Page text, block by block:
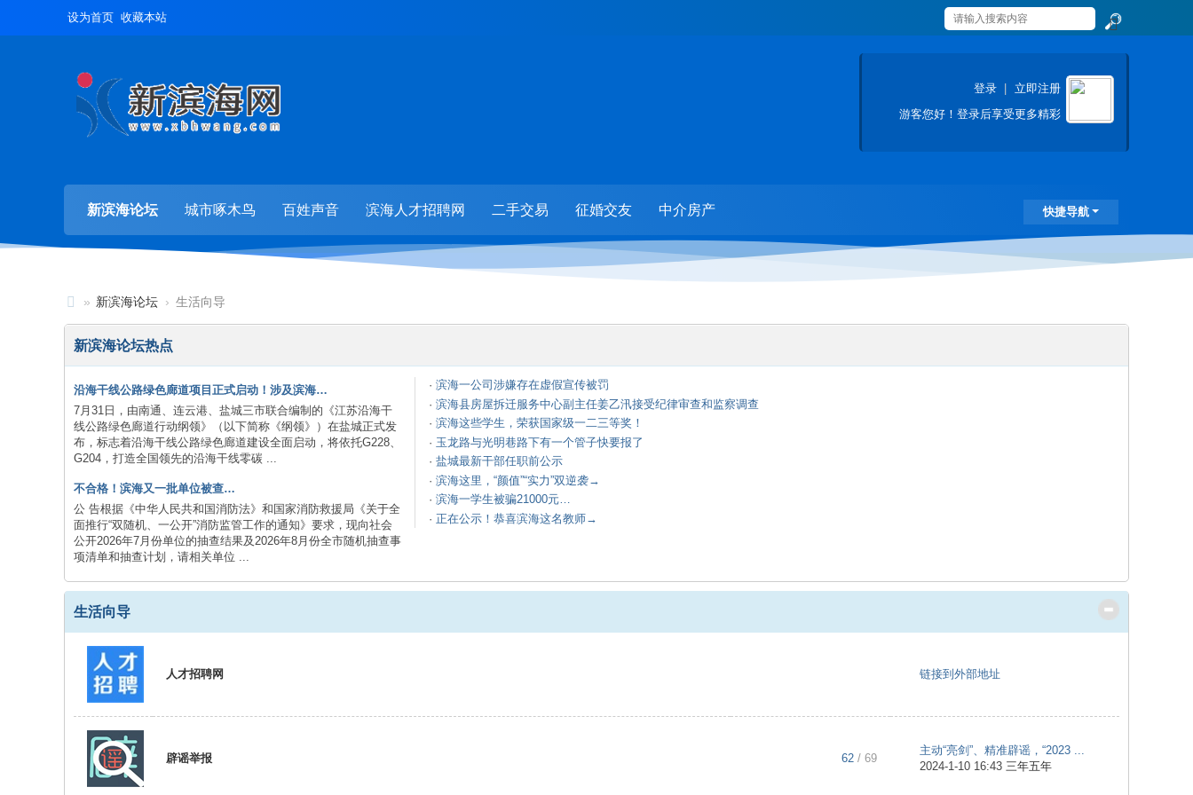
设为首页 收藏本站
索
登录
立即注册
游客您好！登录后享受更多精彩
快捷导航
新滨海论坛 城市啄木鸟 百姓声音 滨海人才招聘网 二手交易 征婚交友 中介房产
新
滨
论
坛
新
滨
海
网
|
滨
海
» 新滨海论坛 › 生活向导
新滨海论坛热点
沿海干线公路绿色廊道项目正式启动！涉及滨海…
7月31日，由南通、连云港、盐城三市联合编制的《江苏沿海干
线公路绿色廊道行动纲领》（以下简称《纲领》）在盐城正式发
布，标志着沿海干线公路绿色廊道建设全面启动，将依托G228、
G204，打造全国领先的沿海干线零碳 ...
不合格！滨海又一批单位被查…
公 告根据《中华人民共和国消防法》和国家消防救援局《关于全
面推行“双随机、一公开”消防监管工作的通知》要求，现向社会
公开2026年7月份单位的抽查结果及2026年8月份全市随机抽查事
项清单和抽查计划，请相关单位 ...
· 滨海一公司涉嫌存在虚假宣传被罚
· 滨海县房屋拆迁服务中心副主任姜乙汛接受纪律审查和监察调查
· 滨海这些学生，荣获国家级一二三等奖！
· 玉龙路与光明巷路下有一个管子快要报了
· 盐城最新干部任职前公示
· 滨海这里，“颜值”“实力”双逆袭→
· 滨海一学生被骗21000元…
· 正在公示！恭喜滨海这名教师→
生活向导
人才招聘网 链接到外部地址
辟谣举报 62 / 69
主动“亮剑”、精准辟谣，“2023 ...
2024-1-10 16:43 三年五年